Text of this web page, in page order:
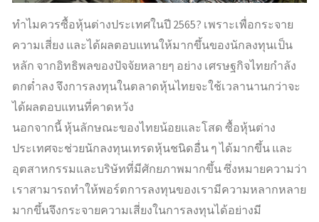
ทำไมควรซื้อหุ้นต่างประเทศในปี 2565? เพราะเพื่อกระจาย
ความเสี่ยง และได้ผลตอบแทนให้มากขึ้นของนักลงทุนเป็น
หลัก จากอิทธิพลของปัจจัยหลายๆ อย่าง เศรษฐกิจไทยกำลัง
ตกต่ำลง จึงการลงทุนในตลาดหุ้นไทยจะใช้เวลานานกว่าจะ
ได้ผลตอบแทนที่คาดหวัง
นอกจากนี้ หุ้นลักษณะของไทยน้อยและโสด ซื้อหุ้นต่าง
ประเทศจะช่วยนักลงทุนเทรดหุ้นชนิดอื่น ๆ ได้มากขึ้น และ
อุตสาหกรรมและบริษัทที่มีศักยภาพมากขึ้น ซึ่งหมายความว่า
เราสามารถทำให้พอร์ตการลงทุนของเรามีความหลากหลาย
มากขึ้นจึงกระจายความเสี่ยงในการลงทุนได้อย่างมี